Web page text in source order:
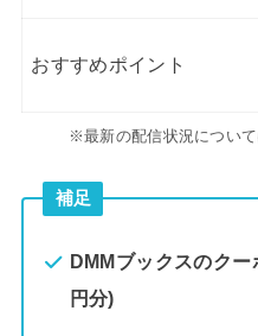
おすすめポイント
※最新の配信状況につい
補足
DMMブックスのク
円分)